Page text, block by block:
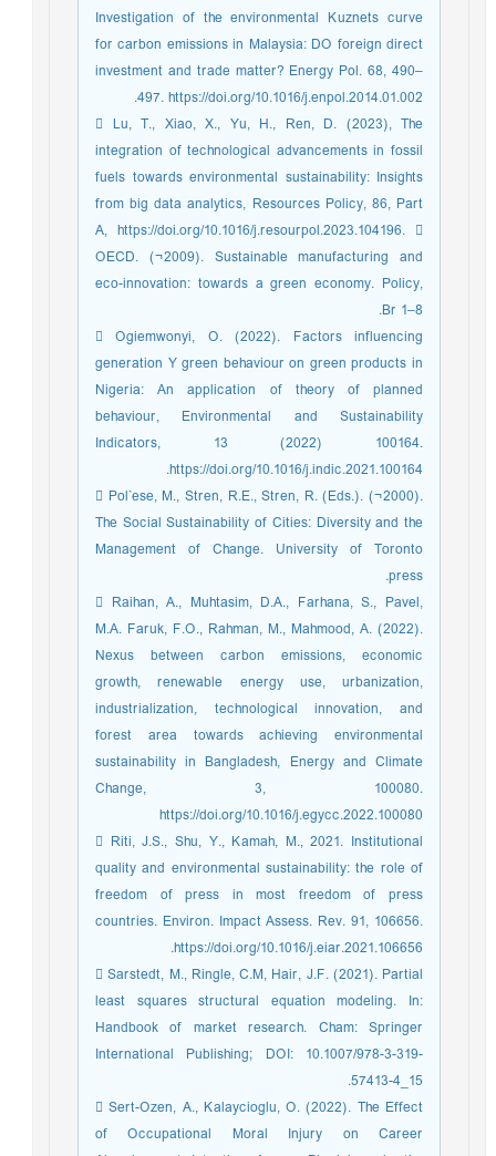
Investigation of the environmental Kuznets curve
for carbon emissions in Malaysia: DO foreign direct
investment and trade matter? Energy Pol. 68, 490–
497. https://doi.org/10.1016/j.enpol.2014.01.002.
 Lu, T., Xiao, X., Yu, H., Ren, D. (2023), The
integration of technological advancements in fossil
fuels towards environmental sustainability: Insights
from big data analytics, Resources Policy, 86, Part
A, https://doi.org/10.1016/j.resourpol.2023.104196. 
OECD. (¬2009). Sustainable manufacturing and
eco-innovation: towards a green economy. Policy,
Br 1–8.
 Ogiemwonyi, O. (2022). Factors influencing
generation Y green behaviour on green products in
Nigeria: An application of theory of planned
behaviour, Environmental and Sustainability
Indicators, 13 (2022) 100164.
https://doi.org/10.1016/j.indic.2021.100164.
 Pol`ese, M., Stren, R.E., Stren, R. (Eds.). (¬2000).
The Social Sustainability of Cities: Diversity and the
Management of Change. University of Toronto
press.
 Raihan, A., Muhtasim, D.A., Farhana, S., Pavel,
M.A. Faruk, F.O., Rahman, M., Mahmood, A. (2022).
Nexus between carbon emissions, economic
growth, renewable energy use, urbanization,
industrialization, technological innovation, and
forest area towards achieving environmental
sustainability in Bangladesh, Energy and Climate
Change, 3, 100080.
https://doi.org/10.1016/j.egycc.2022.100080
 Riti, J.S., Shu, Y., Kamah, M., 2021. Institutional
quality and environmental sustainability: the role of
freedom of press in most freedom of press
countries. Environ. Impact Assess. Rev. 91, 106656.
https://doi.org/10.1016/j.eiar.2021.106656.
 Sarstedt, M., Ringle, C.M, Hair, J.F. (2021). Partial
least squares structural equation modeling. In:
Handbook of market research. Cham: Springer
International Publishing; DOI: 10.1007/978-3-319-
57413-4_15.
 Sert-Ozen, A., Kalaycioglu, O. (2022). The Effect
of Occupational Moral Injury on Career